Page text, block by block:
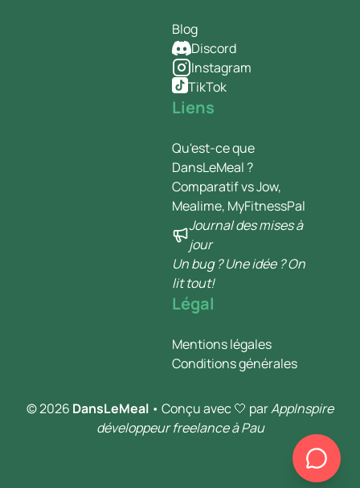
Blog
Discord
Instagram
TikTok
Liens
Qu'est-ce que
DansLeMeal ?
Comparatif vs Jow,
Mealime, MyFitnessPal
Journal des mises à
jour
Un bug ? Une idée ? On
lit tout!
Légal
Mentions légales
Conditions générales
© 2026 DansLeMeal • Conçu avec 🤍 parAppInspire
développeur freelance à Pau